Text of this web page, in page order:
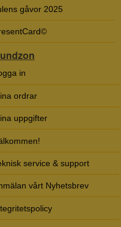
gåvor 2025
in
ordrar
uppgifter
service & support
vårt Nyhetsbrev